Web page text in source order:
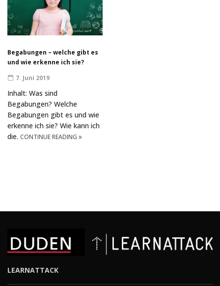
Begabungen – welche gibt es
und wie erkenne ich sie?
7. Juni 2019
Inhalt: Was sind
Begabungen? Welche
Begabungen gibt es und wie
erkenne ich sie? Wie kann ich
die. CONTINUE READING
LEARNATTACK